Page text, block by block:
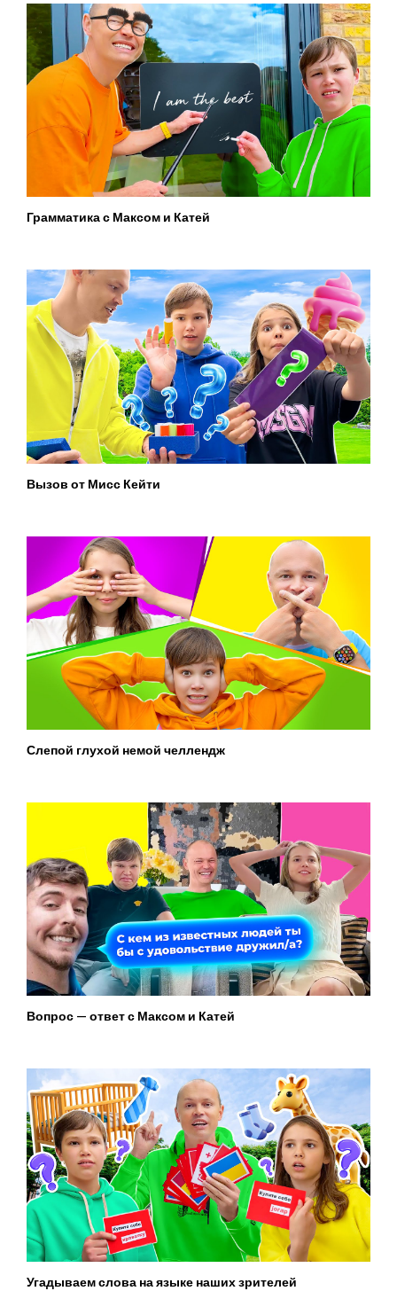
Грамматика с Максом и Катей
Вызов от Мисс Кейти
Слепой глухой немой челлендж
Вопрос — ответ с Максом и Катей
Угадываем слова на языке наших зрителей